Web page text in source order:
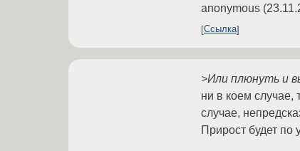
anonymous (
Ссылка
>Или плюнуть и
ни в коем
случае,
Прирост будет по